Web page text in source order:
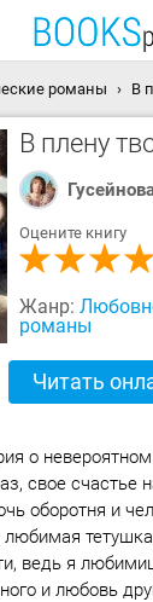
романы В
В плену
Оцените книгу
Жанр:
романы
Читать
о
свое счастье
оборотня и
любимая
ведь я
и любовь